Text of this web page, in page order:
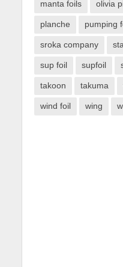
manta foils olivia
planche pumping
sroka company
sup foil supfoil
takoon takuma
wind foil wing